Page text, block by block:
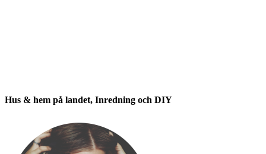
Hus & hem på landet, Inredning och DIY